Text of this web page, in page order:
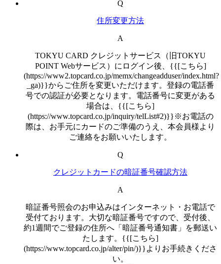
Q
住所変更方法
A
TOKYU CARD クレジットサービス（旧TOKYU
POINT Webサービス）にログイン後、{{[こちら]
(https://www2.topcard.co.jp/memx/changeadduser/index.html?
_ga)}}からご住所を変更いただけます。登録の電話番
号での認証が必要となります。電話番号に変更がある
場合は、{{[こちら]
(https://www.topcard.co.jp/inquiry/telList#2)}}※お電話の
際は、お手元にカードのご準備のうえ、本会員様より
ご連絡をお願いいたします。
Q
クレジットカードの暗証番号確認方法
A
暗証番号照会のお申込みはインターネット・お電話で
受付ております。大切な暗証番号ですので、受付後、
約1週間でご登録の住所へ「暗証番号通知書」を郵送い
たします。{{[こちら]
(https://www.topcard.co.jp/alter/pin/)}}よりお手続きくださ
い。